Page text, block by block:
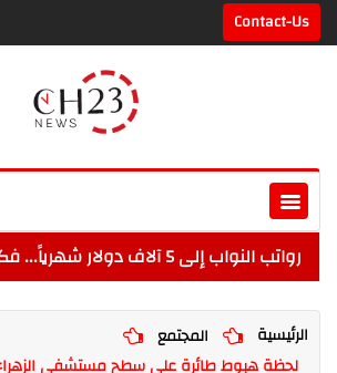
Contact-Us
رواتب النواب إلى 5 آلاف دولار شهرياً... فكيف أقرّت الزيادة؟
الرئيسية
المجتمع
لحظة هبوط طائرة على سطح مستشفى